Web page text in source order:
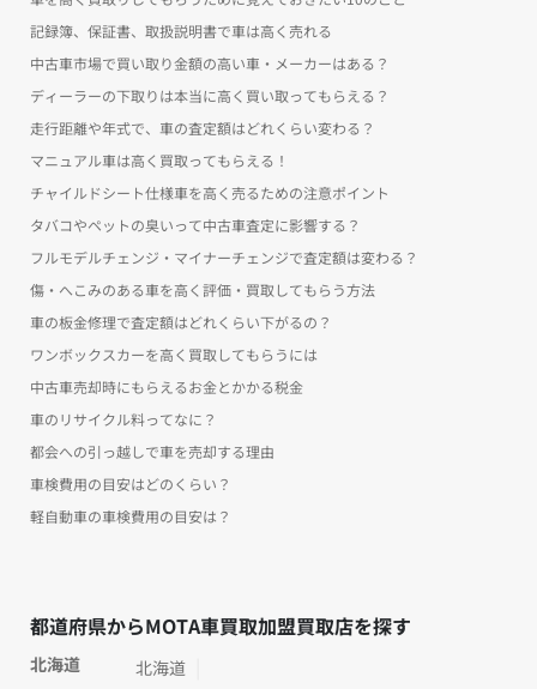
記録簿、保証書、取扱説明書で車は高く売れる
中古車市場で買い取り金額の高い車・メーカーはある？
ディーラーの下取りは本当に高く買い取ってもらえる？
走行距離や年式で、車の査定額はどれくらい変わる？
マニュアル車は高く買取ってもらえる！
チャイルドシート仕様車を高く売るための注意ポイント
タバコやペットの臭いって中古車査定に影響する？
フルモデルチェンジ・マイナーチェンジで査定額は変わる？
傷・へこみのある車を高く評価・買取してもらう方法
車の板金修理で査定額はどれくらい下がるの？
ワンボックスカーを高く買取してもらうには
中古車売却時にもらえるお金とかかる税金
車のリサイクル料ってなに？
都会への引っ越しで車を売却する理由
車検費用の目安はどのくらい？
軽自動車の車検費用の目安は？
都道府県からMOTA車買取加盟買取店を探す
北海道
北海道